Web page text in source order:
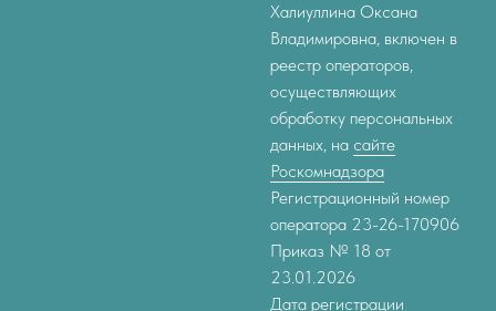
Халиуллина Оксана
Владимировна, включен в
реестр операторов,
осуществляющих
обработку персональных
данных, на сайте
Роскомнадзора
Регистрационный номер
оператора 23-26-170906
Приказ № 18 от
23.01.2026
Дата регистрации